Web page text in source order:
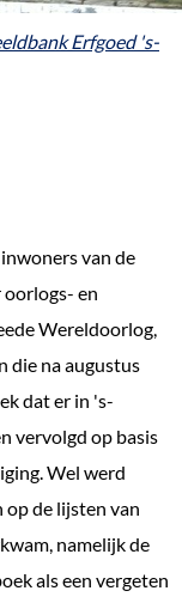
Erfgoed 's-
van de
oorlogs- en
Wereldoorlog,
die na augustus
dat er in 's-
vervolgd op basis
Wel werd
de lijsten van
namelijk de
als een vergeten